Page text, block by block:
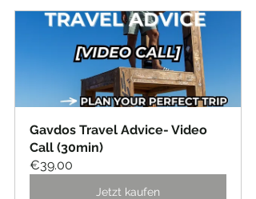
Gavdos Travel Advice- Video
Call (30min)
€39.00
Jetzt kaufen